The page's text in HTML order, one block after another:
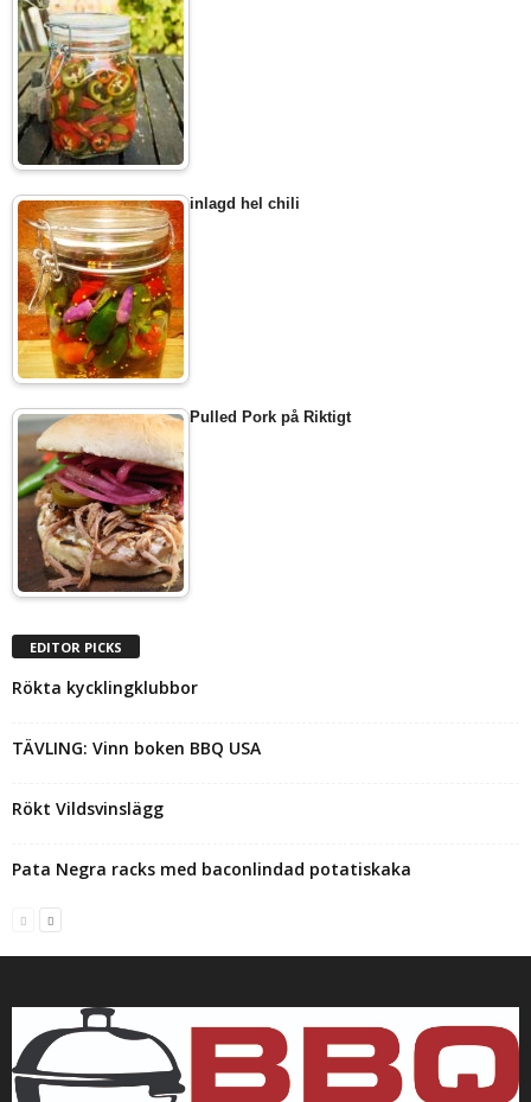
inlagd hel chili
Pulled Pork på Riktigt
EDITOR PICKS
Rökta kycklingklubbor
TÄVLING: Vinn boken BBQ USA
Rökt Vildsvinslägg
Pata Negra racks med baconlindad potatiskaka